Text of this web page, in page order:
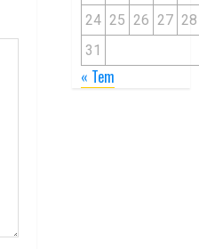
24 25 26 27 28
31
« Tem